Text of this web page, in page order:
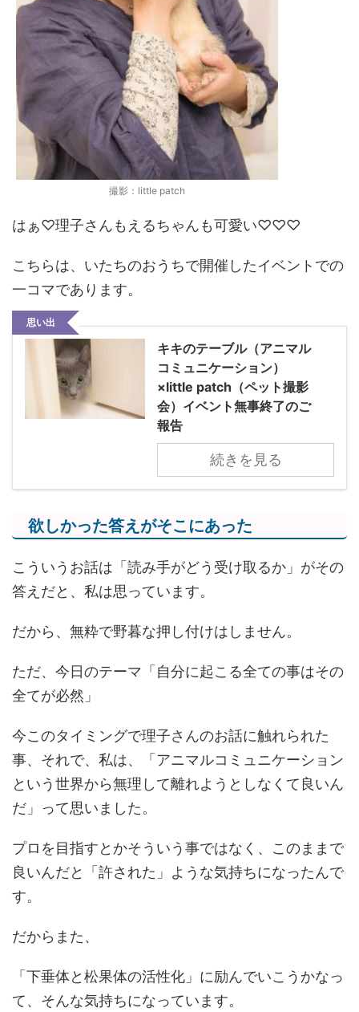
撮影：little patch
はぁ♡理子さんもえるちゃんも可愛い♡♡♡
こちらは、いたちのおうちで開催したイベントでの
一コマであります。
思い出
キキのテーブル（アニマル
コミュニケーション）
×little patch（ペット撮影
会）イベント無事終了のご
報告
続きを見る
欲しかった答えがそこにあった
こういうお話は「読み手がどう受け取るか」がその
答えだと、私は思っています。
だから、無粋で野暮な押し付けはしません。
ただ、今日のテーマ「自分に起こる全ての事はその
全てが必然」
今このタイミングで理子さんのお話に触れられた
事、それで、私は、「アニマルコミュニケーション
という世界から無理して離れようとしなくて良いん
だ」って思いました。
プロを目指すとかそういう事ではなく、このままで
良いんだと「許された」ような気持ちになったんで
す。
だからまた、
「下垂体と松果体の活性化」に励んでいこうかなっ
て、そんな気持ちになっています。